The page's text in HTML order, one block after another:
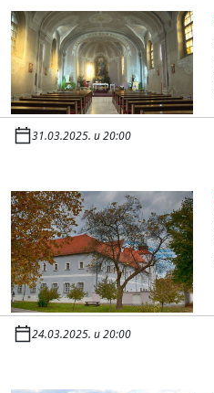
31.03.2025. u 20:00
24.03.2025. u 20:00